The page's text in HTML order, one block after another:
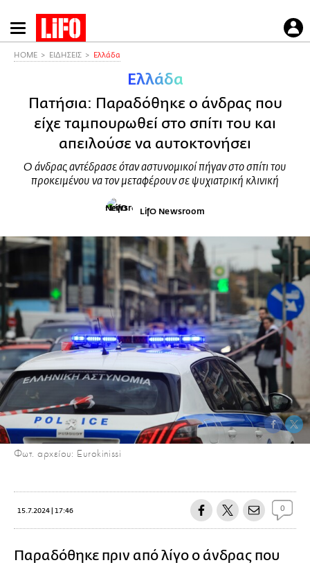
Παράκαμψη
προς
HOME ΕΙΔΗΣΕΙΣ Ελλάδα
Ελλάδα
Πατήσια: Παραδόθηκε ο άνδρας που
είχε ταμπουρωθεί στο σπίτι του και
απειλούσε να αυτοκτονήσει
Ο άνδρας αντέδρασε όταν αστυνομικοί πήγαν στο σπίτι του
προκειμένου να τον μεταφέρουν σε ψυχιατρική κλινική
LifO Newsroom
Φωτ. αρχείου: Eurokinissi
15.7.2024 | 17:46 0
Παραδόθηκε πριν από λίγο ο άνδρας που